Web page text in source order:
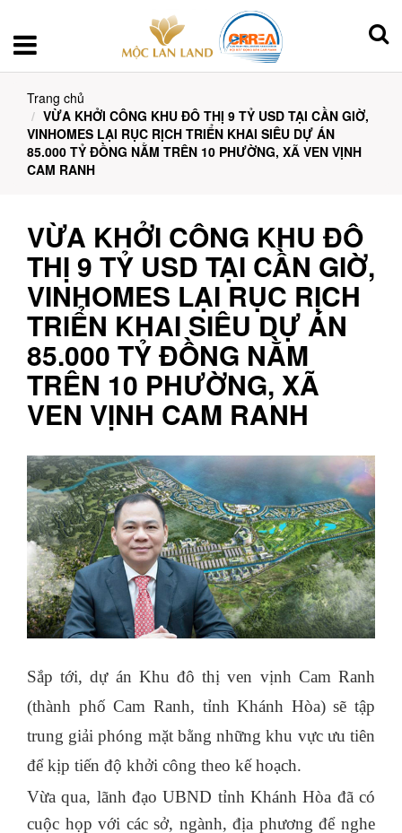
Trang chủ
VỪA KHỞI CÔNG KHU ĐÔ THỊ 9 TỶ USD TẠI CẦN GIỜ,
VINHOMES LẠI RỤC RỊCH TRIỂN KHAI SIÊU DỰ ÁN
85.000 TỶ ĐỒNG NẰM TRÊN 10 PHƯỜNG, XÃ VEN VỊNH
CAM RANH
VỪA KHỞI CÔNG KHU ĐÔ
THỊ 9 TỶ USD TẠI CẦN GIỜ,
VINHOMES LẠI RỤC RỊCH
TRIỂN KHAI SIÊU DỰ ÁN
85.000 TỶ ĐỒNG NẰM
TRÊN 10 PHƯỜNG, XÃ
VEN VỊNH CAM RANH
Sắp tới, dự án Khu đô thị ven vịnh Cam Ranh
(thành phố Cam Ranh, tỉnh Khánh Hòa) sẽ tập
trung giải phóng mặt bằng những khu vực ưu tiên
để kịp tiến độ khởi công theo kế hoạch.
Vừa qua, lãnh đạo UBND tỉnh Khánh Hòa đã có
cuộc họp với các sở, ngành, địa phương để nghe